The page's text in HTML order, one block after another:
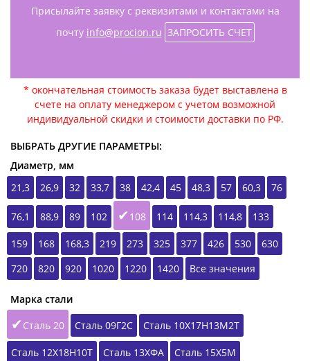
Присылайте заявку с реквизитами и контактами на
почту info@procion.ru ЗАПРОСИТЬ СЧЕТ
* окончательная стоимость заказа будет выставлена в
счете на оплату менеджером с учетом возможной
индивидуальной скидки и стоимости доставки по РФ.
ВЫБРАТЬ ДРУГИЕ ПАРАМЕТРЫ:
Диаметр, мм
21,3
26,9 32 33,7 38 42,4 45 48,3 57 60,3 76
76,1 88,9 89 102 108 114 114,3 114,8 133
159 168 168,3 219 273 325 377 426 530
630
720
820 920 1020 1220 1420 Все значения
Марка стали
Сталь 20
Сталь 09Г2С Сталь 10Х17Н13М2Т
Сталь 12Х18Н10Т Сталь 13ХФА
Сталь 15Х5М